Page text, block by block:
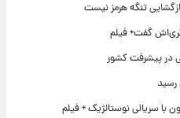
تنگه هرمز نیست
گفت+ فیلم
در پیشرفت کشور
رسید
با سریالی نوستالژیک + فیلم